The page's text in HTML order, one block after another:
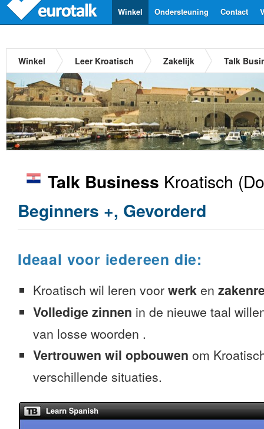
Contact
Ondersteuning
Winkel
Winkel Leer Kroatisch Zakelijk Talk
Talk Business Kroatisch
Beginners +, Gevorderd
Ideaal voor iedereen die:
Kroatisch wil leren voor werk en
Volledige zinnen in de nieuwe taal
van losse woorden .
Vertrouwen wil opbouwen om
verschillende situaties.